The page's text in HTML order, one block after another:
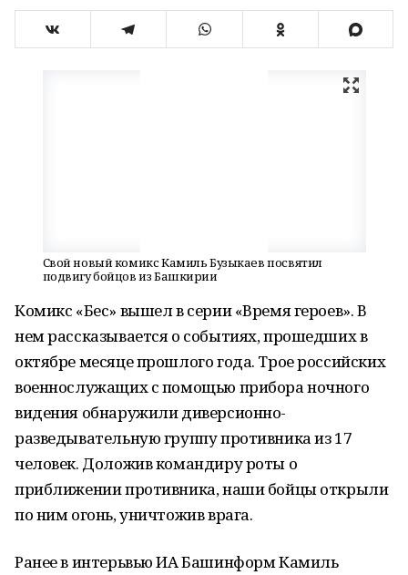
Свой новый комикс Камиль Бузыкаев посвятил
подвигу бойцов из Башкирии
Комикс «Бес» вышел в серии «Время героев». В
нем рассказывается о событиях, прошедших в
октябре месяце прошлого года. Трое российских
военнослужащих с помощью прибора ночного
видения обнаружили диверсионно-
разведывательную группу противника из 17
человек. Доложив командиру роты о
приближении противника, наши бойцы открыли
по ним огонь, уничтожив врага.
Ранее в интерьвью ИА Башинформ Камиль